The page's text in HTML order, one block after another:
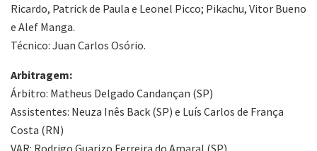
Ricardo, Patrick de Paula e Leonel Picco; Pikachu, Vitor Bueno
e Alef Manga.
Técnico: Juan Carlos Osório.
Arbitragem:
Árbitro: Matheus Delgado Candançan (SP)
Assistentes: Neuza Inês Back (SP) e Luís Carlos de França
Costa (RN)
VAR: Rodrigo Guarizo Ferreira do Amaral (SP)